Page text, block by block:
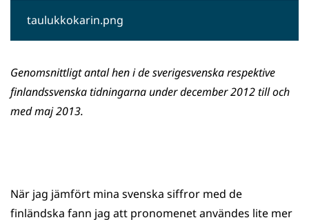
taulukkokarin.png
Genomsnittligt antal hen i de sverigesvenska respektive
finlandssvenska tidningarna under december 2012 till och
med maj 2013.
När jag jämfört mina svenska siffror med de
finländska fann jag att pronomenet användes lite mer